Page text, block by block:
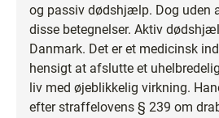
og passiv dødshjælp. Dog uden
disse betegnelser. Aktiv
Danmark. Det er et medicinsk
hensigt at afslutte et
liv med øjeblikkelig virkning.
efter straffelovens § 239 om